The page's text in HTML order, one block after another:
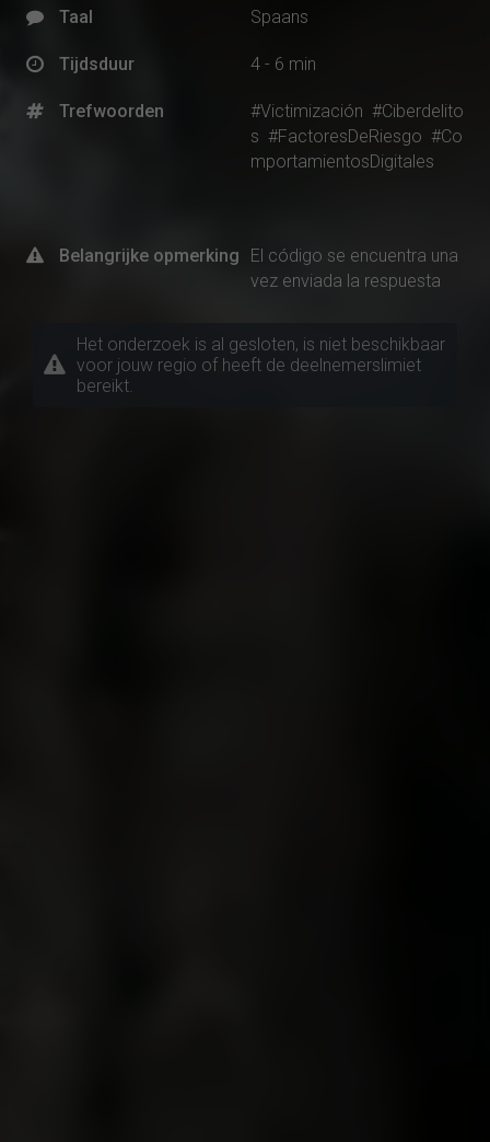
Taal Spaans
Tijdsduur 4 - 6 min
Trefwoorden #Victimización #Ciberdelito
s #FactoresDeRiesgo #Co
mportamientosDigitales
Belangrijke opmerking
El código se encuentra una
vez enviada la respuesta
Het onderzoek is al gesloten, is niet beschikbaar
voor jouw regio of heeft de deelnemerslimiet
bereikt.